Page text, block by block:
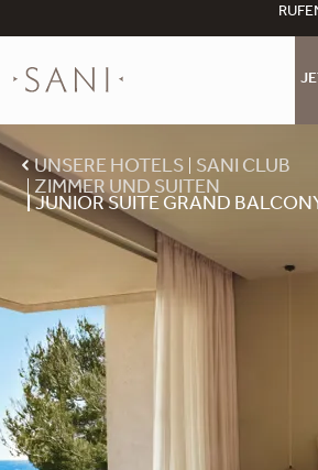
UNSERE HOTELS
SANI CLUB
ZIMMER UND SUITEN
JUNIOR SUITE GRAND